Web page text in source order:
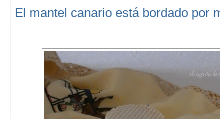
El mantel canario está bordado por